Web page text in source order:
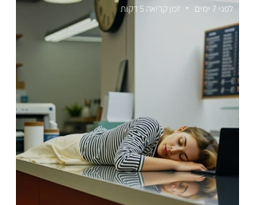
לפני 7 ימים
זמן קריאה 5 דקות